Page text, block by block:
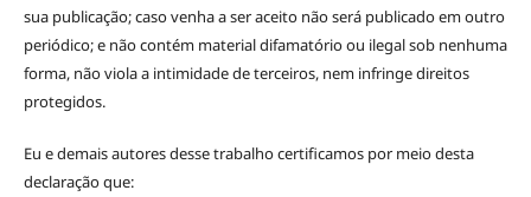
sua publicação; caso venha a ser aceito não será publicado em outro
periódico; e não contém material difamatório ou ilegal sob nenhuma
forma, não viola a intimidade de terceiros, nem infringe direitos
protegidos.
Eu e demais autores desse trabalho certificamos por meio desta
declaração que: